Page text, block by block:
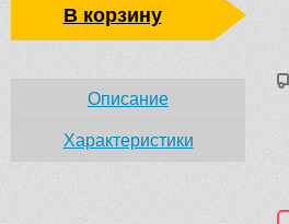
В корзину
Описание
Характеристики